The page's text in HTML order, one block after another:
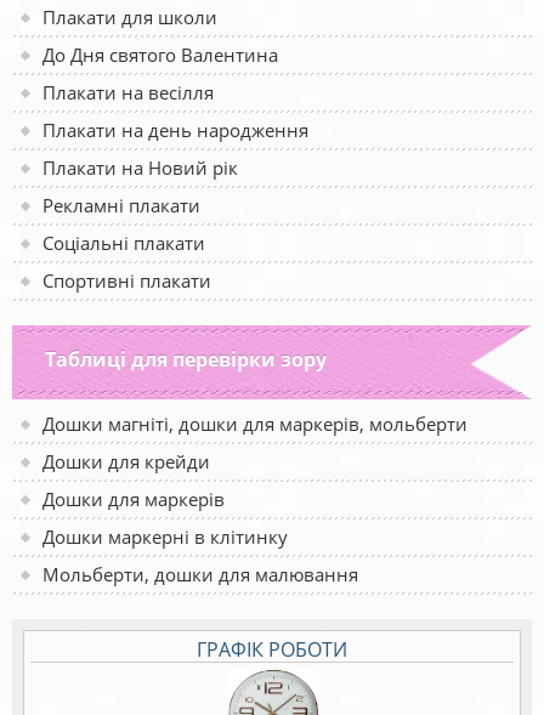
Плакати для школи
До Дня святого Валентина
Плакати на весілля
Плакати на день народження
Плакати на Новий рік
Рекламні плакати
Соціальні плакати
Спортивні плакати
Таблиці для перевірки зору
Дошки магніті, дошки для маркерів, мольберти
Дошки для крейди
Дошки для маркерів
Дошки маркерні в клітинку
Мольберти, дошки для малювання
ГРАФІК РОБОТИ